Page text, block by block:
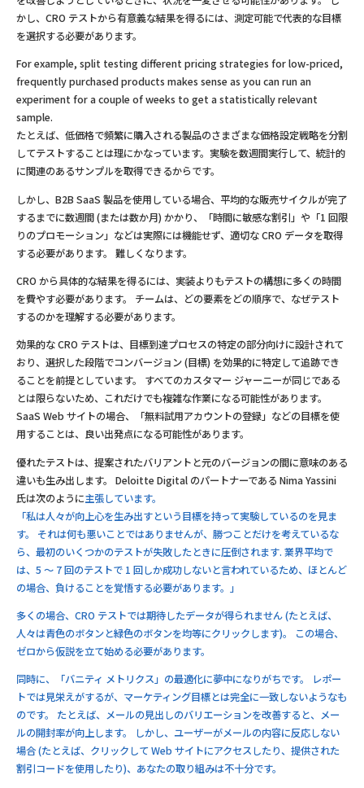
かし、CRO テストから有意義な結果を得るには、測定可能で代表的な目標
を選択する必要があります。
For example, split testing different pricing strategies for low-priced,
frequently purchased products makes sense as you can run an
experiment for a couple of weeks to get a statistically relevant
sample.
たとえば、低価格で頻繁に購入される製品のさまざまな価格設定戦略を分割
してテストすることは理にかなっています。実験を数週間実行して、統計的
に関連のあるサンプルを取得できるからです。
しかし、B2B SaaS 製品を使用している場合、平均的な販売サイクルが完了
するまでに数週間 (または数か月) かかり、「時間に敏感な割引」や「1 回限
りのプロモーション」などは実際には機能せず、適切な CRO データを取得
する必要があります。 難しくなります。
CRO から具体的な結果を得るには、実装よりもテストの構想に多くの時間
を費やす必要があります。 チームは、どの要素をどの順序で、なぜテスト
するのかを理解する必要があります。
効果的な CRO テストは、目標到達プロセスの特定の部分向けに設計されて
おり、選択した段階でコンバージョン (目標) を効果的に特定して追跡でき
ることを前提としています。 すべてのカスタマー ジャーニーが同じである
とは限らないため、これだけでも複雑な作業になる可能性があります。
SaaS Web サイトの場合、「無料試用アカウントの登録」などの目標を使
用することは、良い出発点になる可能性があります。
優れたテストは、提案されたバリアントと元のバージョンの間に意味のある
違いも生み出します。 Deloitte Digital のパートナーである Nima Yassini
氏は次のように主張しています。
「私は人々が向上心を生み出すという目標を持って実験しているのを見ま
す。 それは何も悪いことではありませんが、勝つことだけを考えているな
ら、最初のいくつかのテストが失敗したときに圧倒されます. 業界平均で
は、5 〜 7 回のテストで 1 回しか成功しないと言われているため、ほとんど
の場合、負けることを覚悟する必要があります。」
多くの場合、CRO テストでは期待したデータが得られません (たとえば、
人々は青色のボタンと緑色のボタンを均等にクリックします)。 この場合、
ゼロから仮説を立て始める必要があります。
同時に、「バニティ メトリクス」の最適化に夢中になりがちです。 レポー
トでは見栄えがするが、マーケティング目標とは完全に一致しないようなも
のです。 たとえば、メールの見出しのバリエーションを改善すると、メー
ルの開封率が向上します。 しかし、ユーザーがメールの内容に反応しない
場合 (たとえば、クリックして Web サイトにアクセスしたり、提供された
割引コードを使用したり)、あなたの取り組みは不十分です。